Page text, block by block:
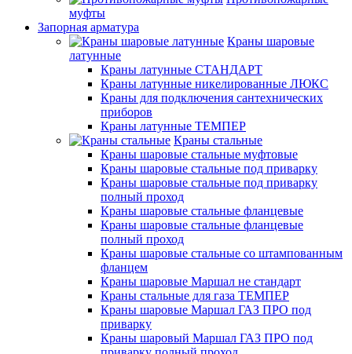
муфты
Запорная арматура
Краны шаровые
латунные
Краны латунные СТАНДАРТ
Краны латунные никелированные ЛЮКС
Краны для подключения сантехнических
приборов
Краны латунные ТЕМПЕР
Краны стальные
Краны шаровые стальные муфтовые
Краны шаровые стальные под приварку
Краны шаровые стальные под приварку
полный проход
Краны шаровые стальные фланцевые
Краны шаровые стальные фланцевые
полный проход
Краны шаровые стальные со штампованным
фланцем
Краны шаровые Маршал не стандарт
Краны стальные для газа ТЕМПЕР
Краны шаровые Маршал ГАЗ ПРО под
приварку
Краны шаровый Маршал ГАЗ ПРО под